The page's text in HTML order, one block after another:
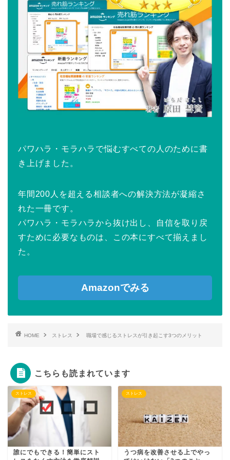
パワハラ・モラハラで悩むすべての人のために書
き上げました。
年間200人を超える相談者への解決方法が凝縮さ
れた一冊です。
パワハラ・モラハラから抜け出し、自信を取り戻
すために必要なものは、この本にすべて揃えまし
た。
Amazonでみる
HOME ストレス 職場で感じるストレスが引き起こす3つのメリット
こちらも読まれています
ストレス
誰にでもできる！簡単にスト
ストレス
うつ病を改善させる上でやっ